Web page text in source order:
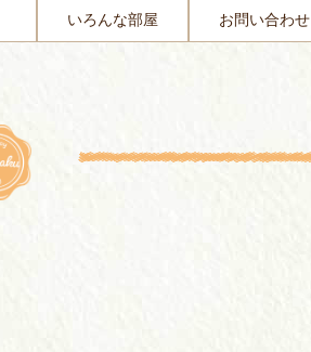
いろんな部屋 お問い合わせ